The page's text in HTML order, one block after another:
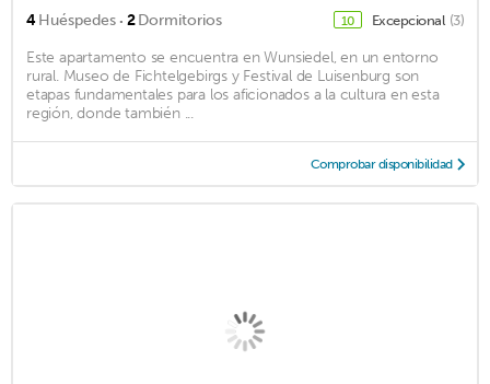
4Huéspedes · 2Dormitorios 10 Excepcional (3)
Este apartamento se encuentra en Wunsiedel, en un entorno
rural. Museo de Fichtelgebirgs y Festival de Luisenburg son
etapas fundamentales para los aficionados a la cultura en esta
región, donde también ...
Comprobar disponibilidad